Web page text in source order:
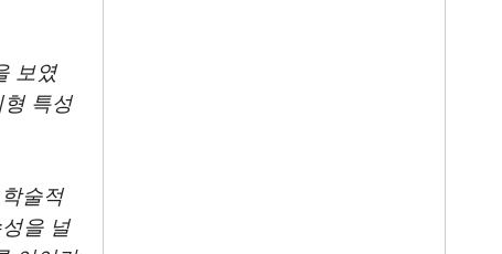
보였
특성
술적
을 널